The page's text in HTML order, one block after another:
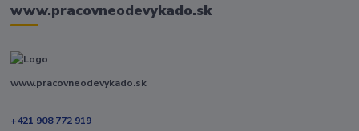
www.pracovneodevykado.sk
www.pracovneodevykado.sk
+421 908 772 919